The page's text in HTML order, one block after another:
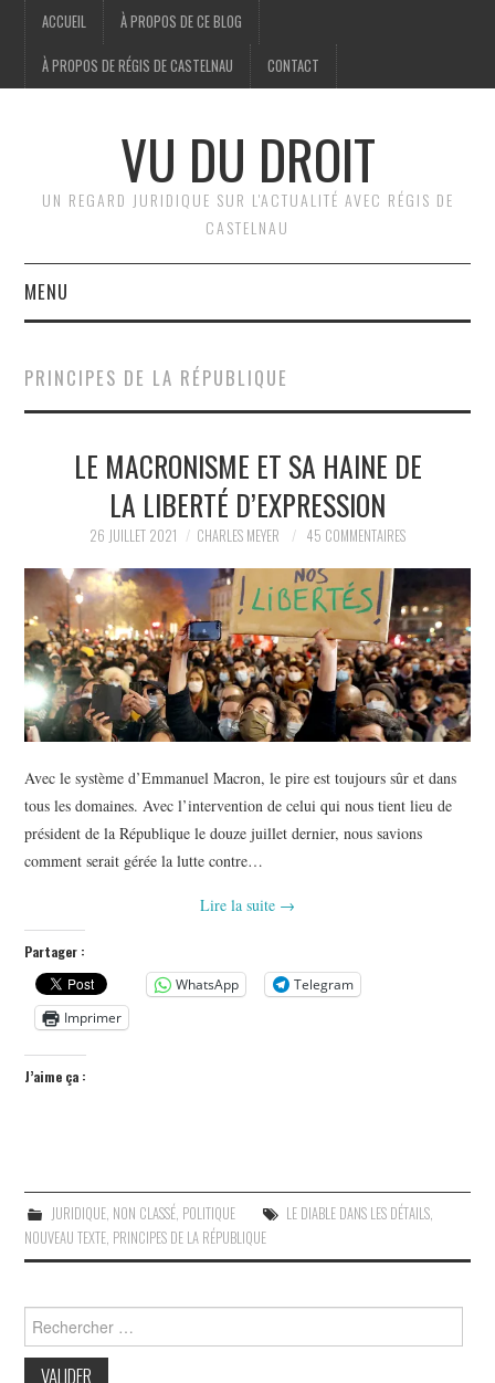
ACCUEIL À PROPOS DE CE BLOG
À PROPOS DE RÉGIS DE CASTELNAU CONTACT
VU DU DROIT
UN REGARD JURIDIQUE SUR L'ACTUALITÉ AVEC RÉGIS DE
CASTELNAU
MENU
BRÈVES
JURIDIQUE
POLITIQUE
HISTOIRE
CULTURE
SPORT
PRINCIPES DE LA RÉPUBLIQUE
LE MACRONISME ET SA HAINE DE
LA LIBERTÉ D’EXPRESSION
26 JUILLET 2021 CHARLES MEYER 45 COMMENTAIRES
Avec le système d’Emmanuel Macron, le pire est toujours sûr et dans
tous les domaines. Avec l’intervention de celui qui nous tient lieu de
président de la République le douze juillet dernier, nous savions
comment serait gérée la lutte contre…
Lire la suite →
Partager :
WhatsApp
Telegram
Imprimer
J’aime ça :
JURIDIQUE, NON CLASSÉ, POLITIQUE LE DIABLE DANS LES DÉTAILS,
NOUVEAU TEXTE, PRINCIPES DE LA RÉPUBLIQUE
Search
for: